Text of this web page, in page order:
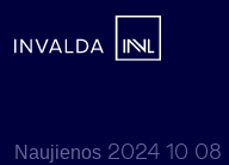
Naujienos 2024 10 08